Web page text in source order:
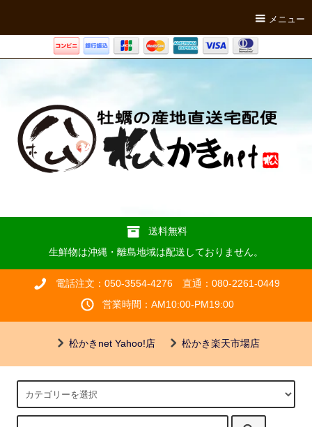
メニュー
送料無料
生鮮物は沖縄・離島地域は配送しておりません。
電話注文：050-3554-4276 直通：080-2261-0449
営業時間：AM10:00-PM19:00
松かきnet Yahoo!店 松かき楽天市場店